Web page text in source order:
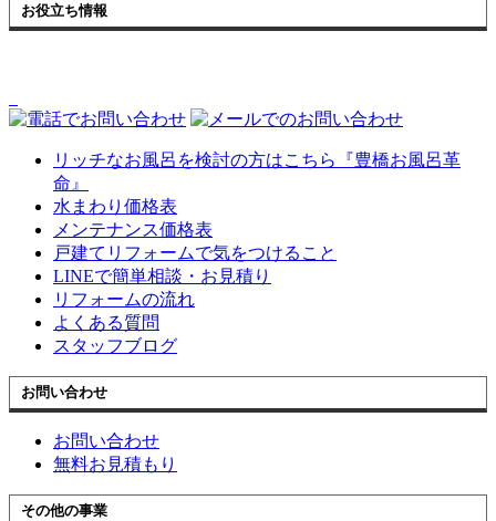
お役立ち情報
リッチなお風呂を検討の方はこちら『豊橋お風呂革
命』
水まわり価格表
メンテナンス価格表
戸建てリフォームで気をつけること
LINEで簡単相談・お見積り
リフォームの流れ
よくある質問
スタッフブログ
お問い合わせ
お問い合わせ
無料お見積もり
その他の事業